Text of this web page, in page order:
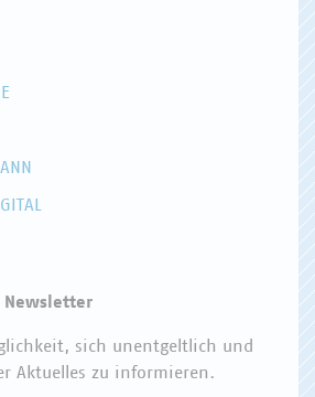
Newsletter
sich unentgeltlich und
Aktuelles zu informieren.